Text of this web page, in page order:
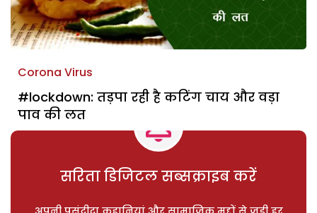
Corona Virus
#lockdown: तड़पा रही है कटिंग चाय और वड़ा
पाव की लत
सरिता डिजिटल सब्सक्राइब करें